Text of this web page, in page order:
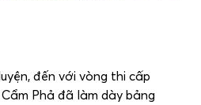
đến với vòng thi cấp
Phả đã làm dày bảng